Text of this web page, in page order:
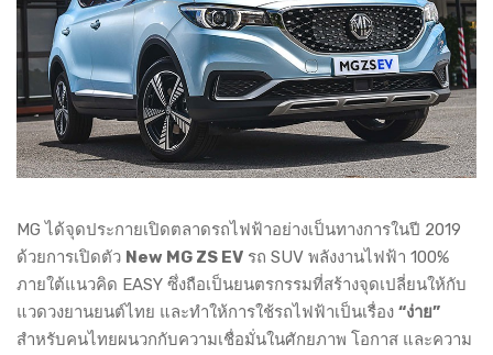
MG ได้จุดประกายเปิดตลาดรถไฟฟ้าอย่างเป็นทางการในปี 2019
ด้วยการเปิดตัว New MG ZS EV รถ SUV พลังงานไฟฟ้า 100%
ภายใต้แนวคิด EASY ซึ่งถือเป็นยนตรกรรมที่สร้างจุดเปลี่ยนให้กับ
แวดวงยานยนต์ไทย และทำให้การใช้รถไฟฟ้าเป็นเรื่อง “ง่าย”
สำหรับคนไทยผนวกกับความเชื่อมั่นในศักยภาพ โอกาส และความ